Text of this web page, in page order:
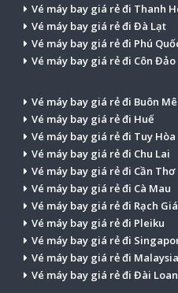
Vé máy bay giá rẻ đi Thanh
Vé máy bay giá rẻ đi Đà Lạt
Vé máy bay giá rẻ đi Phú
Vé máy bay giá rẻ đi Côn Đảo
Vé máy bay giá rẻ đi Buôn
Vé máy bay giá rẻ đi Huế
Vé máy bay giá rẻ đi Tuy Hòa
Vé máy bay giá rẻ đi Chu Lai
Vé máy bay giá rẻ đi Cần Thơ
Vé máy bay giá rẻ đi Cà Mau
Vé máy bay giá rẻ đi Rạch Giá
Vé máy bay giá rẻ đi Pleiku
Vé máy bay giá rẻ đi
Vé máy bay giá rẻ đi Malaysia
Vé máy bay giá rẻ đi Đài Loan